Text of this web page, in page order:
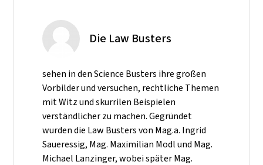
Die Law Busters
sehen in den Science Busters ihre großen
Vorbilder und versuchen, rechtliche Themen
mit Witz und skurrilen Beispielen
verständlicher zu machen. Gegründet
wurden die Law Busters von Mag.a. Ingrid
Saueressig, Mag. Maximilian Modl und Mag.
Michael Lanzinger, wobei später Mag.